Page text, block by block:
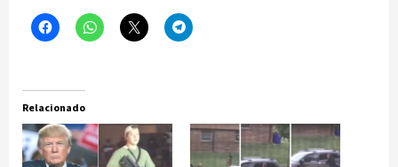
Relacionado